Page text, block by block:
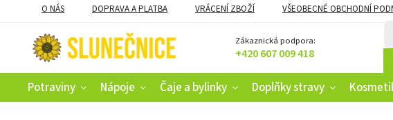
O NÁS DOPRAVA A PLATBA VRÁCENÍ ZBOŽÍ VŠEOBECNÉ OBCHODNÍ
VĚRNOSTNÍ
Zákaznická podpora:
+420 607 009 418
Potraviny Nápoje Čaje a bylinky Doplňky stravy